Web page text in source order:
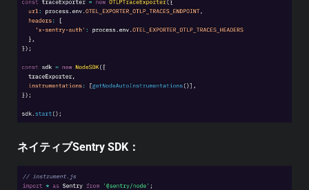
ネイティブSentry SDK：